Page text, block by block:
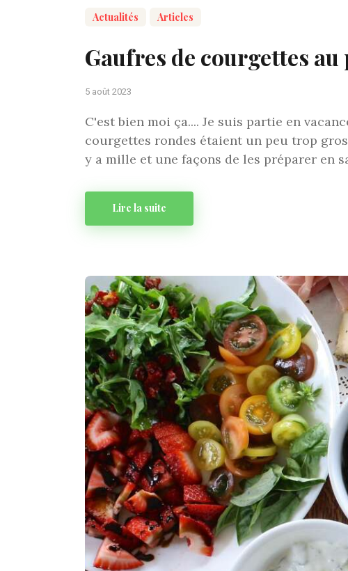
Actualités Articles
Gaufres de courgettes
5 août 2023
C'est bien moi ça.... Je suis partie en
courgettes rondes étaient un peu trop
y a mille et une façons de les préparer en
Lire la suite